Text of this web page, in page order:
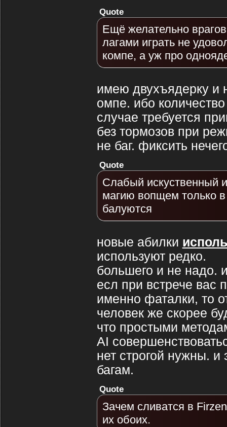
Quote
Ещё желательно
лагами играть не
компе, а уж про
имею двухъядерку и
омпе. ибо
случае требуется
без тормозов при
не баг. фиксить
Quote
Слабый искуственный
магию вопщем только
балуются
новые абилки
используют редко.
большего и не надо.
есл при встрече вас
именно фаталки, то
человек же скорее
что простыми
AI
нет строгой нужны. и
багам.
Quote
Зачем сливатся в
их обоих.